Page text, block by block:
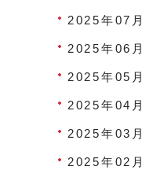
2025年07月
2025年06月
2025年05月
2025年04月
2025年03月
2025年02月